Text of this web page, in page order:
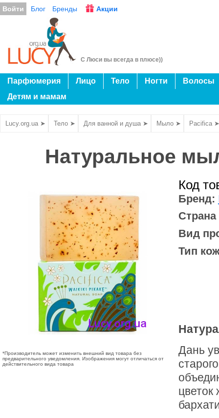
Войти Блог Бренды Акции
С Люси вы всегда в плюсе))
Парфюмерия Лицо Тело Ногти
Волосы
Детям и мамам
Lucy.org.ua ➤ Тело ➤ Для ванной и душа ➤ Мыло ➤ Pacifica ➤
Натуральное
*Производитель может изменить внешний вид товара без
предварительного уведомления. Изображения могут отличаться от
действительного вида товара
Код
Бренд:
Вид
Тип
Дань